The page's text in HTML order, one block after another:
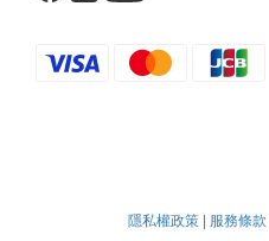
隱私權政策 服務條款